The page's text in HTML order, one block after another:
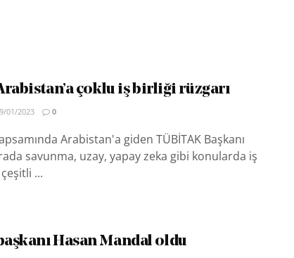
çoklu iş birliği rüzgarı
01/2023 0
Arabistan'a giden TÜBİTAK Başkanı
savunma, uzay, yapay zeka gibi konularda iş
...
Hasan Mandal oldu